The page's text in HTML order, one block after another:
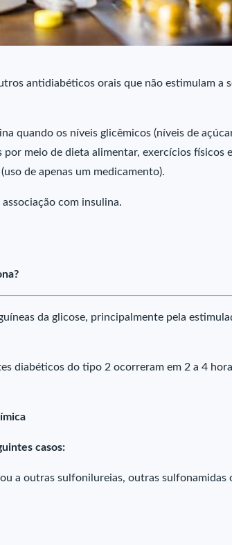
antidiabéticos orais que não estimulam a
quando os níveis glicêmicos (níveis de
meio de dieta alimentar, exercícios físicos
de apenas um medicamento).
com insulina.
da glicose, principalmente pela
diabéticos do tipo 2 ocorreram em 2 a 4
casos:
a outras sulfonilureias, outras sulfonamidas